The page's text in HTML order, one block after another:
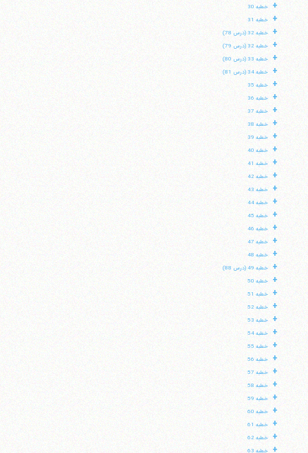
+ خطبه 30
+ خطبه 31
+ خطبه 32 (درس 78)
+ خطبه 32 (درس 79)
+ خطبه 33 (درس 80)
+ خطبه 34 (درس 81)
+ خطبه 35
+ خطبه 36
+ خطبه 37
+ خطبه 38
+ خطبه 39
+ خطبه 40
+ خطبه 41
+ خطبه 42
+ خطبه 43
+ خطبه 44
+ خطبه 45
+ خطبه 46
+ خطبه 47
+ خطبه 48
+ خطبه 49 (درس 88)
+ خطبه 50
+ خطبه 51
+ خطبه 52
+ خطبه 53
+ خطبه 54
+ خطبه 55
+ خطبه 56
+ خطبه 57
+ خطبه 58
+ خطبه 59
+ خطبه 60
+ خطبه 61
+ خطبه 62
+ خطبه 63